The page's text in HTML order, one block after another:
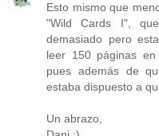
Esto mismo que
"Wild Cards I",
demasiado pero
leer 150 páginas
pues además de
estaba dispuesto a
Un abrazo,